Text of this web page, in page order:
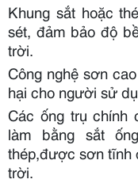
Khung sắt hoặc
sét, đảm bảo độ
trời.
Công nghệ sơn
hại cho người sử
Các ống trụ chính
làm bằng sắt
thép,được sơn tĩnh
trời.